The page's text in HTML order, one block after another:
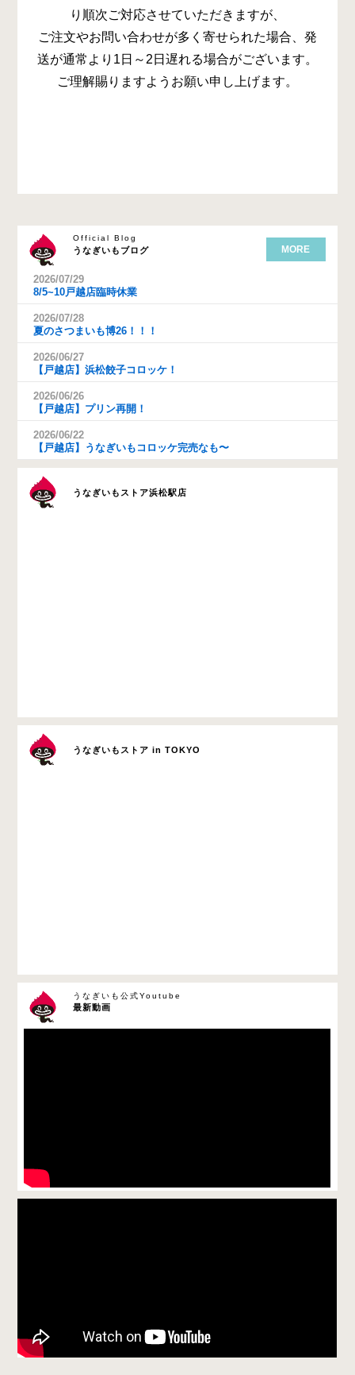
り順次ご対応させていただきますが、
ご注文やお問い合わせが多く寄せられた場合、発
送が通常より1日～2日遅れる場合がございます。
ご理解賜りますようお願い申し上げます。
うなぎいもブログ
Official Blog
MORE
2026/07/29
8/5~10戸越店臨時休業
2026/07/28
夏のさつまいも博26！！！
2026/06/27
【戸越店】浜松餃子コロッケ！
2026/06/26
【戸越店】プリン再開！
2026/06/22
【戸越店】うなぎいもコロッケ完売なも〜
うなぎいもストア浜松駅店
うなぎいもストア in TOKYO
最新動画
うなぎいも公式Youtube